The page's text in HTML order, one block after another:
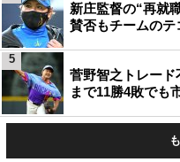
新庄監督の“再就
賛否もチームの
菅野智之トレー
まで11勝4敗でも
5